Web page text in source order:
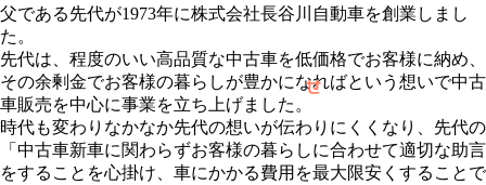
せ
父である先代が1973年に株式会社長谷川自動車を創業しまし
た。
先代は、程度のいい高品質な中古車を低価格でお客様に納め、
その余剰金でお客様の暮らしが豊かになればという想いで中古
車販売を中心に事業を立ち上げました。
時代も変わりなかなか先代の想いが伝わりにくくなり、先代の
「中古車新車に関わらずお客様の暮らしに合わせて適切な助言
をすることを心掛け、車にかかる費用を最大限安くすることで